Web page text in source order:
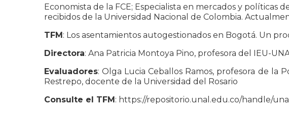
Economista de la FCE; Especialista en mercados y políticas
recibidos de la Universidad Nacional de Colombia.
TFM : Los asentamientos autogestionados en Bogotá. Un
Directora: Ana Patricia Montoya Pino, profesora del IEU-
Evaluadores: Olga Lucia Ceballos Ramos, profesora de la
Restrepo, docente de la Universidad del Rosario
Consulte el TFM : https://repositorio.unal.edu.co/handle/